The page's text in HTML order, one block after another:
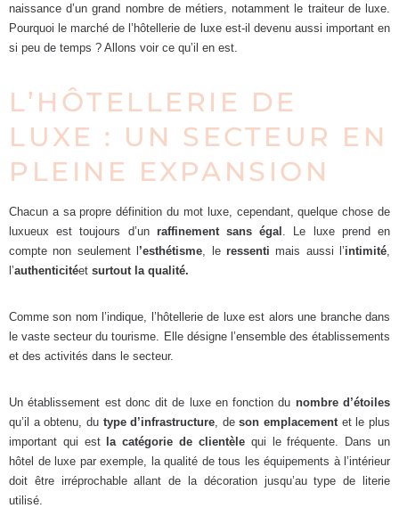
naissance d’un grand nombre de métiers, notamment le traiteur de luxe.
Pourquoi le marché de l’hôtellerie de luxe est-il devenu aussi important en
si peu de temps ? Allons voir ce qu’il en est.
L’HÔTELLERIE DE
LUXE : UN SECTEUR EN
PLEINE EXPANSION
Chacun a sa propre définition du mot luxe, cependant, quelque chose de
luxueux est toujours d’un raffinement sans égal
. Le luxe prend en
compte non seulement l ’esthétisme , le ressenti mais aussi l’intimité
l’authenticitéet surtout la qualité.
Comme son nom l’indique, l’hôtellerie de luxe est alors une branche dans
le vaste secteur du tourisme. Elle désigne l’ensemble des établissements
et des activités dans le secteur.
Un établissement est donc dit de luxe en fonction du nombre d’étoiles
qu’il a obtenu, du type d’infrastructure , deson emplacement et le plus
important qui est
la catégorie de clientèlequi le fréquente. Dans un
hôtel de luxe par exemple, la qualité de tous les équipements à l’intérieur
doit être irréprochable allant de la décoration jusqu’au type de literie
utilisé.